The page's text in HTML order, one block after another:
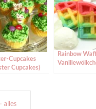
Cupcakes
Cupcakes)
Rainbow
alles